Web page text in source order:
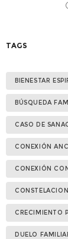
TAGS
BIENESTAR
BÚSQUEDA
CASO DE
CONEXIÓN
CONEXIÓN
CRECIMIENTO
DUELO